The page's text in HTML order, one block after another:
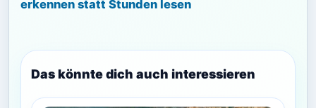
erkennen statt Stunden lesen
Das könnte dich auch interessieren